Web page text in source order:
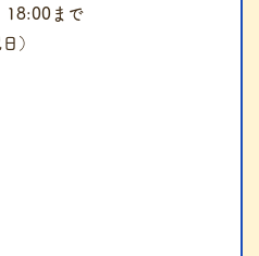
18:00まで
）